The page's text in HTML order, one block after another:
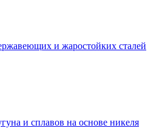
и жаростойких сталей
и сплавов на основе никеля